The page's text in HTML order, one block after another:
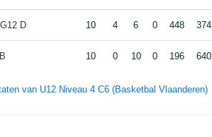
D 10 4 6 0 448 374
10 0 10 0 196 640
van U12 Niveau 4 C6 (Basketbal Vlaanderen)